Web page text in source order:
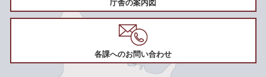
庁舎の案内図
各課へのお問い合わせ